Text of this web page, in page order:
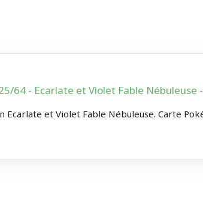
64 - Ecarlate et Violet Fable Nébuleuse
et Violet Fable Nébuleuse. Carte